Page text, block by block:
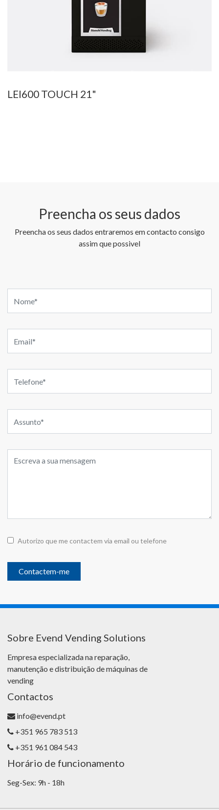
LEI600 TOUCH 21"
Preencha os seus dados
Preencha os seus dados entraremos em contacto consigo
assim que possivel
Autorizo que me contactem via email ou telefone
Contactem-me
Sobre Evend Vending Solutions
Empresa especializada na reparação,
manutenção e distribuição de máquinas de
vending
Contactos
info@evend.pt
+351 965 783 513
+351 961 084 543
Horário de funcionamento
Seg-Sex: 9h - 18h